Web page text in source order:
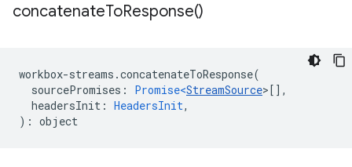
concatenateToResponse()
workbox-streams .concatenateToResponse(
sourcePromises : Promise<StreamSource>[],
headersInit : HeadersInit,
) : object